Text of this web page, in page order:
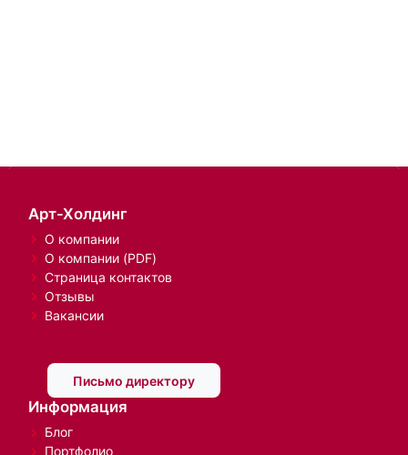
Арт-Холдинг
О компании
О компании (PDF)
Страница контактов
Отзывы
Вакансии
Письмо директору
Информация
Блог
Портфолио